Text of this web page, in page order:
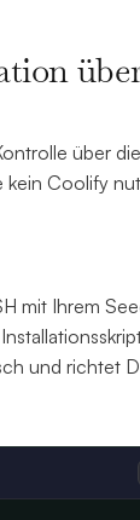
über
kein Coolify
mit Ihrem
und richtet